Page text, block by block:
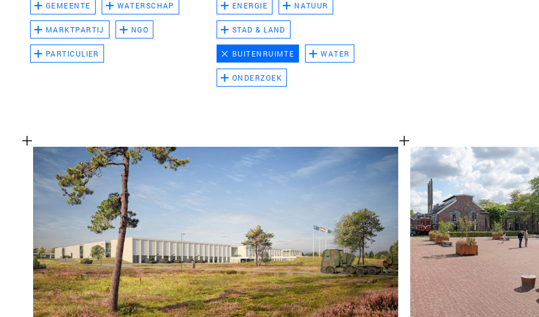
GEMEENTE WATERSCHAP
MARKTPARTIJ NGO
PARTICULIER
ENERGIE NATUUR
STAD & LAND
BUITENRUIMTE WATER
ONDERZOEK